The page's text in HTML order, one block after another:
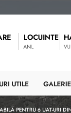
LOCUINTE
ANL
UTILE
PENTRU 6 UAT-URI